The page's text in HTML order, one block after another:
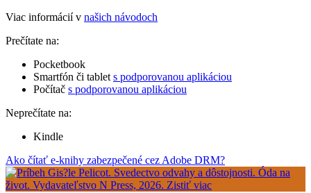
Viac informácií v našich návodoch
Prečítate na:
Pocketbook
Smartfón či tablet s podporovanou aplikáciou
Počítač s podporovanou aplikáciou
Neprečítate na:
Kindle
Ako čítať e-knihy zabezpečené cez Adobe DRM?